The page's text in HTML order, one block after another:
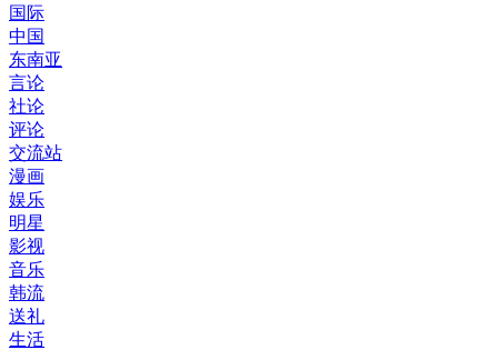
国际
中国
东南亚
言论
社论
评论
交流站
漫画
娱乐
明星
影视
音乐
韩流
送礼
生活